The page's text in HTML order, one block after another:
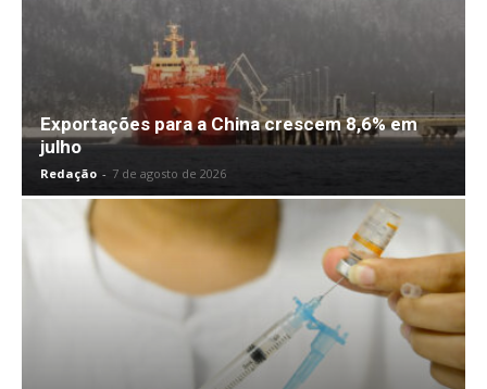
Exportações para a China crescem 8,6% em
julho
Redação - 7 de agosto de 2026